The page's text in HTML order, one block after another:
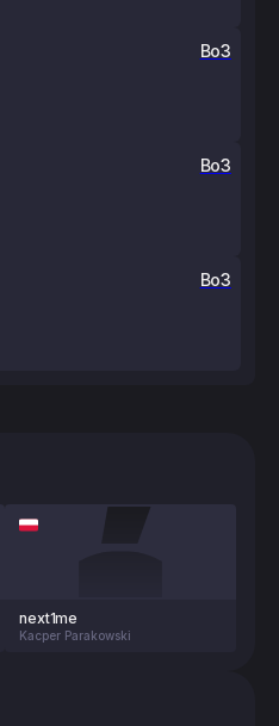
Bo3
Bo3
Bo3
next1me
Kacper Parakowski